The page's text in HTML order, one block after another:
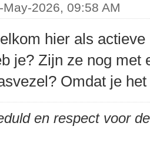
May-2026, 09:58 AM
hier als
je? Zijn ze nog met
Omdat je
en respect voor